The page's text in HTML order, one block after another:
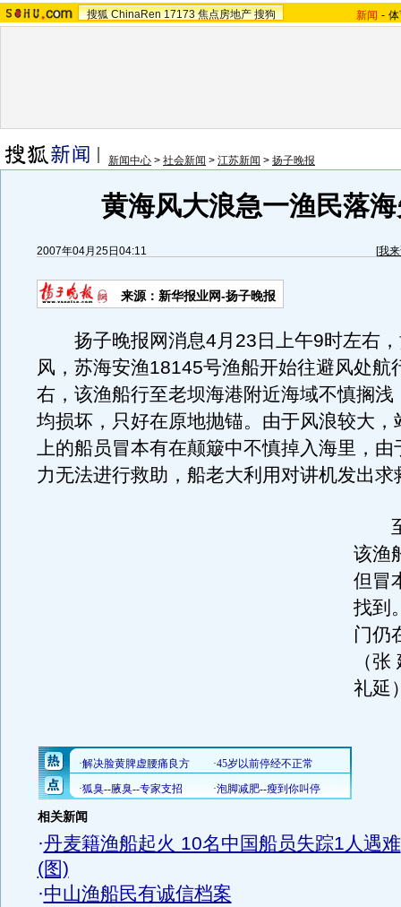
搜狐 ChinaRen 17173 焦点房地产 搜狗 新闻 -
新闻中心 > 社会新闻 > 江苏新闻 > 扬子晚报
黄海风大浪急一渔民落
2007年04月25日04:11 [我
来源：新华报业网-扬子晚报
扬子晚报网消息4月23日上午9时左右，
风，苏海安渔18145号渔船开始往避风处航
右，该渔船行至老坝海港附近海域不慎搁浅
均损坏，只好在原地抛锚。由于风浪较大，
上的船员冒本有在颠簸中不慎掉入海里，由
力无法进行救助，船老大利用对讲机发出求
至
该渔
但冒
找到
门仍
（
礼延
相关新闻
·丹麦籍渔船起火 10名中国船员失踪1人遇难
(图)
·中山渔船民有诚信档案